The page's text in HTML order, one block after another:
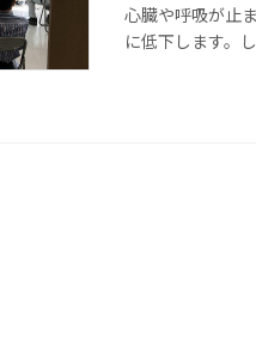
心臓や呼吸が止
に低下します。